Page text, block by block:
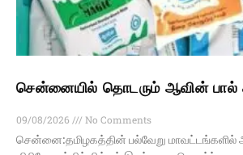
சென்னையில் தொடரும் ஆவின் பால்
09/08/2026
No Comments
சென்னை:தமிழகத்தின் பல்வேறு மாவட்டங்களில்